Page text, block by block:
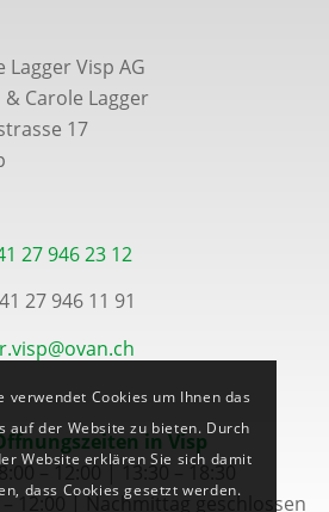
Lagger Visp AG
Carole Lagger
17
27 946 23 12
27 946 11 91
in Visp
– 12:00 | 13:30 – 18:30
– 12:00 | Nachmittag geschlossen
verwendet Cookies um Ihnen das
auf der Website zu bieten. Durch
Website erklären Sie sich damit
dass Cookies gesetzt werden.